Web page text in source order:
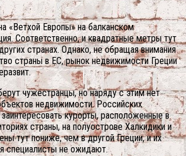
«Ветхой Европы» на балканском
Соответственно, и квадратные метры тут
странах. Однако, не обращая внимания
страны в ЕС, рынок недвижимости Греции
чужестранцы, но наряду с этим нет
недвижимости. Российских
курорты, расположенные в
страны, на полуострове Халкидики и
тут пониже, чем в другой Греции, и их
специалисты не ожидают.